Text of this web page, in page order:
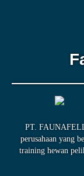
PT.
perusahaan yang
training hewan